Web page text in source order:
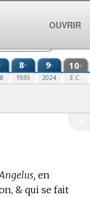
8e
1935
9e
2024
10e
E.C.
en
& qui se fait
OUVRIR